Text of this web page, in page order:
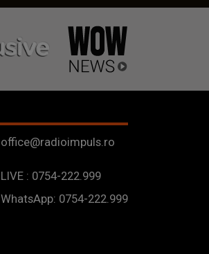
office@radioimpuls.ro
LIVE : 0754-222.999
WhatsApp: 0754-222.999